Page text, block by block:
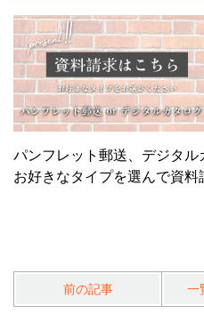
パンフレット郵送、デジタル
お好きなタイプを選んで資料
前の記事 一